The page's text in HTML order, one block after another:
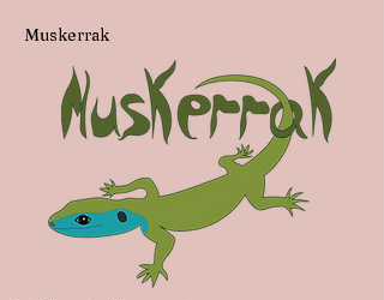
Muskerrak